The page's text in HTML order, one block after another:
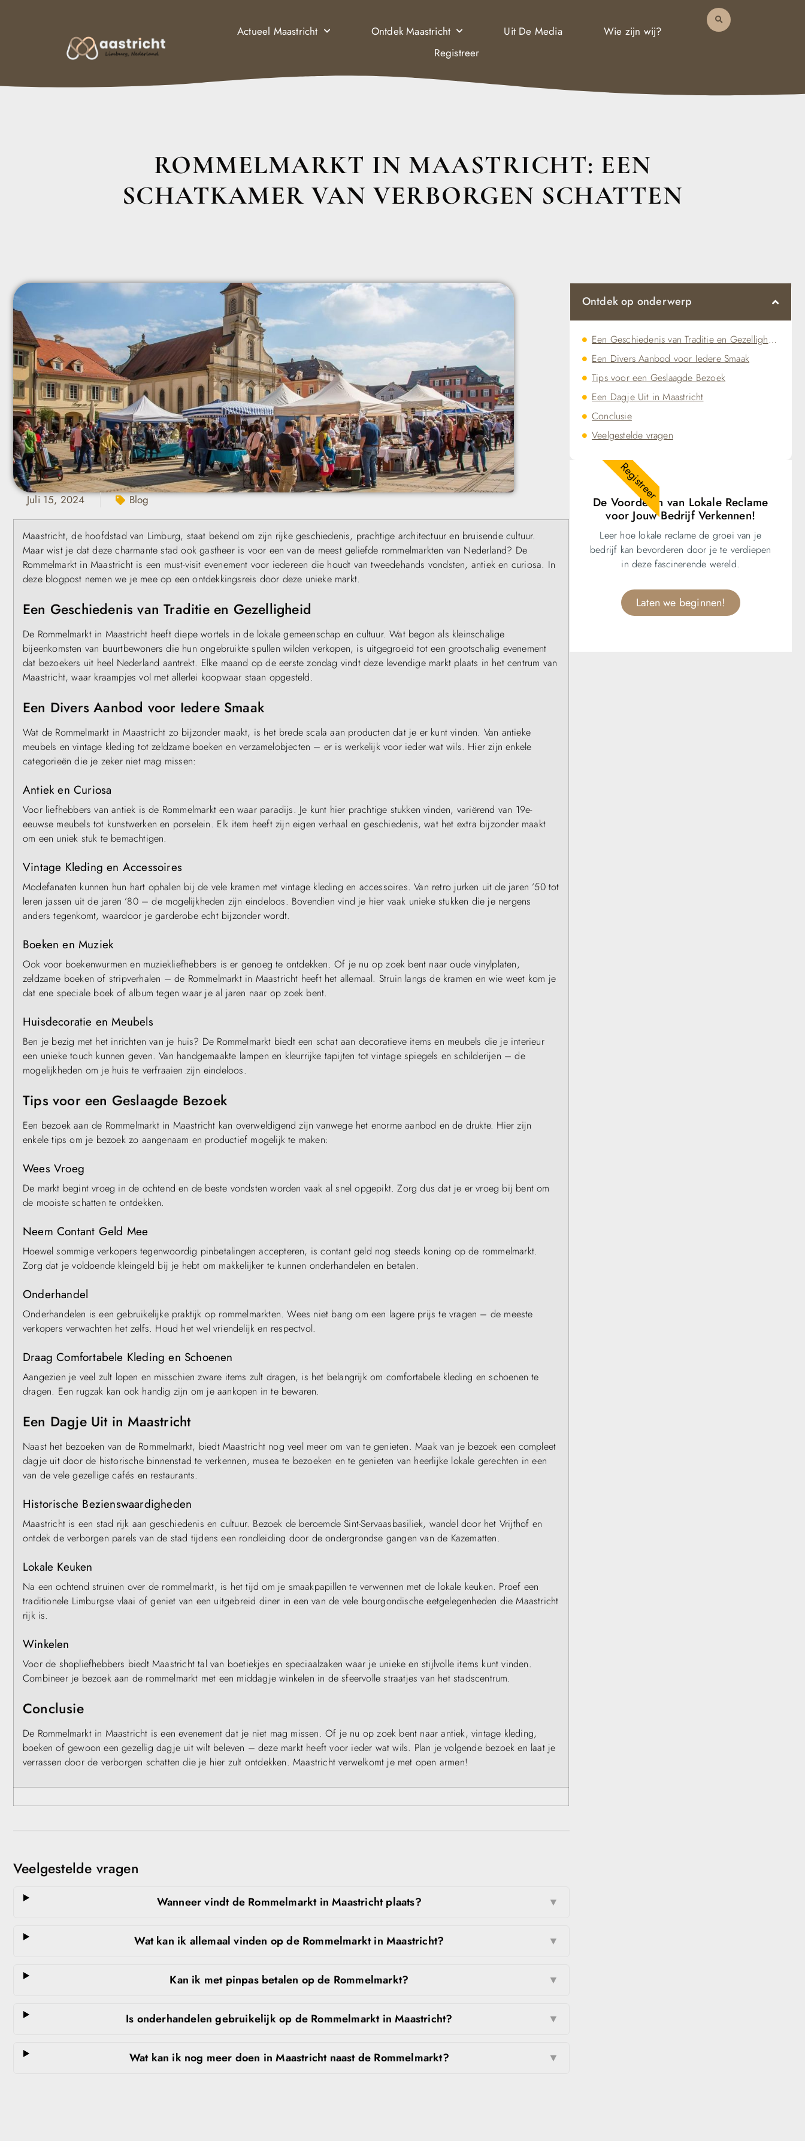
Actueel Maastricht Ontdek Maastricht Uit De Media
Wie zijn wij?
Registreer
ROMMELMARKT IN MAASTRICHT: EEN
SCHATKAMER VAN VERBORGEN SCHATTEN
Juli 15, 2024 Blog
Maastricht, de hoofdstad van Limburg, staat bekend om zijn rijke geschiedenis, prachtige architectuur en bruisende cultuur.
Maar wist je dat deze charmante stad ook gastheer is voor een van de meest geliefde rommelmarkten van Nederland? De
Rommelmarkt in Maastricht is een must-visit evenement voor iedereen die houdt van tweedehands vondsten, antiek en curiosa. In
deze blogpost nemen we je mee op een ontdekkingsreis door deze unieke markt.
Een Geschiedenis van Traditie en Gezelligheid
De Rommelmarkt in Maastricht heeft diepe wortels in de lokale gemeenschap en cultuur. Wat begon als kleinschalige
bijeenkomsten van buurtbewoners die hun ongebruikte spullen wilden verkopen, is uitgegroeid tot een grootschalig evenement
dat bezoekers uit heel Nederland aantrekt. Elke maand op de eerste zondag vindt deze levendige markt plaats in het centrum van
Maastricht, waar kraampjes vol met allerlei koopwaar staan opgesteld.
Een Divers Aanbod voor Iedere Smaak
Wat de Rommelmarkt in Maastricht zo bijzonder maakt, is het brede scala aan producten dat je er kunt vinden. Van antieke
meubels en vintage kleding tot zeldzame boeken en verzamelobjecten – er is werkelijk voor ieder wat wils. Hier zijn enkele
categorieën die je zeker niet mag missen:
Antiek en Curiosa
Voor liefhebbers van antiek is de Rommelmarkt een waar paradijs. Je kunt hier prachtige stukken vinden, variërend van 19e-
eeuwse meubels tot kunstwerken en porselein. Elk item heeft zijn eigen verhaal en geschiedenis, wat het extra bijzonder maakt
om een uniek stuk te bemachtigen.
Vintage Kleding en Accessoires
Modefanaten kunnen hun hart ophalen bij de vele kramen met vintage kleding en accessoires. Van retro jurken uit de jaren ’50 tot
leren jassen uit de jaren ’80 – de mogelijkheden zijn eindeloos. Bovendien vind je hier vaak unieke stukken die je nergens
anders tegenkomt, waardoor je garderobe echt bijzonder wordt.
Boeken en Muziek
Ook voor boekenwurmen en muziekliefhebbers is er genoeg te ontdekken. Of je nu op zoek bent naar oude vinylplaten,
zeldzame boeken of stripverhalen – de Rommelmarkt in Maastricht heeft het allemaal. Struin langs de kramen en wie weet kom je
dat ene speciale boek of album tegen waar je al jaren naar op zoek bent.
Huisdecoratie en Meubels
Ben je bezig met het inrichten van je huis? De Rommelmarkt biedt een schat aan decoratieve items en meubels die je interieur
een unieke touch kunnen geven. Van handgemaakte lampen en kleurrijke tapijten tot vintage spiegels en schilderijen – de
mogelijkheden om je huis te verfraaien zijn eindeloos.
Tips voor een Geslaagde Bezoek
Een bezoek aan de Rommelmarkt in Maastricht kan overweldigend zijn vanwege het enorme aanbod en de drukte. Hier zijn
enkele tips om je bezoek zo aangenaam en productief mogelijk te maken:
Wees Vroeg
De markt begint vroeg in de ochtend en de beste vondsten worden vaak al snel opgepikt. Zorg dus dat je er vroeg bij bent om
de mooiste schatten te ontdekken.
Neem Contant Geld Mee
Hoewel sommige verkopers tegenwoordig pinbetalingen accepteren, is contant geld nog steeds koning op de rommelmarkt.
Zorg dat je voldoende kleingeld bij je hebt om makkelijker te kunnen onderhandelen en betalen.
Onderhandel
Onderhandelen is een gebruikelijke praktijk op rommelmarkten. Wees niet bang om een lagere prijs te vragen – de meeste
verkopers verwachten het zelfs. Houd het wel vriendelijk en respectvol.
Draag Comfortabele Kleding en Schoenen
Aangezien je veel zult lopen en misschien zware items zult dragen, is het belangrijk om comfortabele kleding en schoenen te
dragen. Een rugzak kan ook handig zijn om je aankopen in te bewaren.
Een Dagje Uit in Maastricht
Naast het bezoeken van de Rommelmarkt, biedt Maastricht nog veel meer om van te genieten. Maak van je bezoek een compleet
dagje uit door de historische binnenstad te verkennen, musea te bezoeken en te genieten van heerlijke lokale gerechten in een
van de vele gezellige cafés en restaurants.
Historische Bezienswaardigheden
Maastricht is een stad rijk aan geschiedenis en cultuur. Bezoek de beroemde Sint-Servaasbasiliek, wandel door het Vrijthof en
ontdek de verborgen parels van de stad tijdens een rondleiding door de ondergrondse gangen van de Kazematten.
Lokale Keuken
Na een ochtend struinen over de rommelmarkt, is het tijd om je smaakpapillen te verwennen met de lokale keuken. Proef een
traditionele Limburgse vlaai of geniet van een uitgebreid diner in een van de vele bourgondische eetgelegenheden die Maastricht
rijk is.
Winkelen
Voor de shopliefhebbers biedt Maastricht tal van boetiekjes en speciaalzaken waar je unieke en stijlvolle items kunt vinden.
Combineer je bezoek aan de rommelmarkt met een middagje winkelen in de sfeervolle straatjes van het stadscentrum.
Conclusie
De Rommelmarkt in Maastricht is een evenement dat je niet mag missen. Of je nu op zoek bent naar antiek, vintage kleding,
boeken of gewoon een gezellig dagje uit wilt beleven – deze markt heeft voor ieder wat wils. Plan je volgende bezoek en laat je
verrassen door de verborgen schatten die je hier zult ontdekken. Maastricht verwelkomt je met open armen!
Veelgestelde vragen
Wanneer vindt de Rommelmarkt in Maastricht plaats? ▼
Wat kan ik allemaal vinden op de Rommelmarkt in Maastricht? ▼
Kan ik met pinpas betalen op de Rommelmarkt? ▼
Is onderhandelen gebruikelijk op de Rommelmarkt in Maastricht? ▼
Wat kan ik nog meer doen in Maastricht naast de Rommelmarkt? ▼
Ontdek op onderwerp
Een Geschiedenis van Traditie en Gezelligheid
Een Divers Aanbod voor Iedere Smaak
Tips voor een Geslaagde Bezoek
Een Dagje Uit in Maastricht
Conclusie
Veelgestelde vragen
De Voordelen van Lokale Reclame
voor Jouw Bedrijf Verkennen!
Leer hoe lokale reclame de groei van je
bedrijf kan bevorderen door je te verdiepen
in deze fascinerende wereld.
Laten we beginnen!
Registreer